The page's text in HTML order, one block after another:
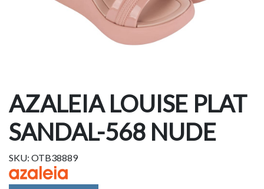
AZALEIA LOUISE PLAT
SANDAL-568 NUDE
SKU: OTB38889